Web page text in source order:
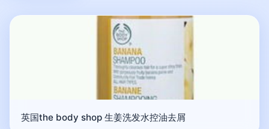
英国the body shop 生姜洗发水控油去屑